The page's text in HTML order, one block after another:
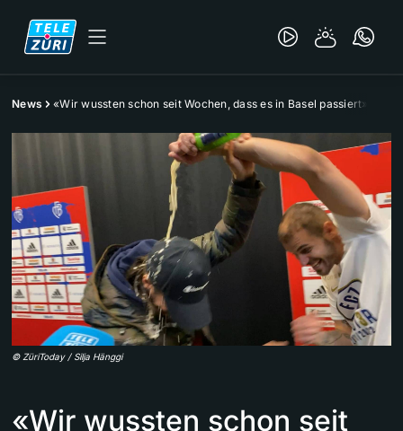
News «Wir wussten schon seit Wochen, dass es in Basel passiert»
© ZüriToday / Silja Hänggi
«Wir wussten schon seit